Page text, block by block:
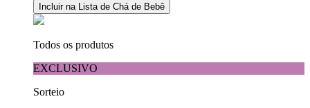
Incluir na Lista de Chá de Bebê
Todos os produtos
EXCLUSIVO
Sorteio